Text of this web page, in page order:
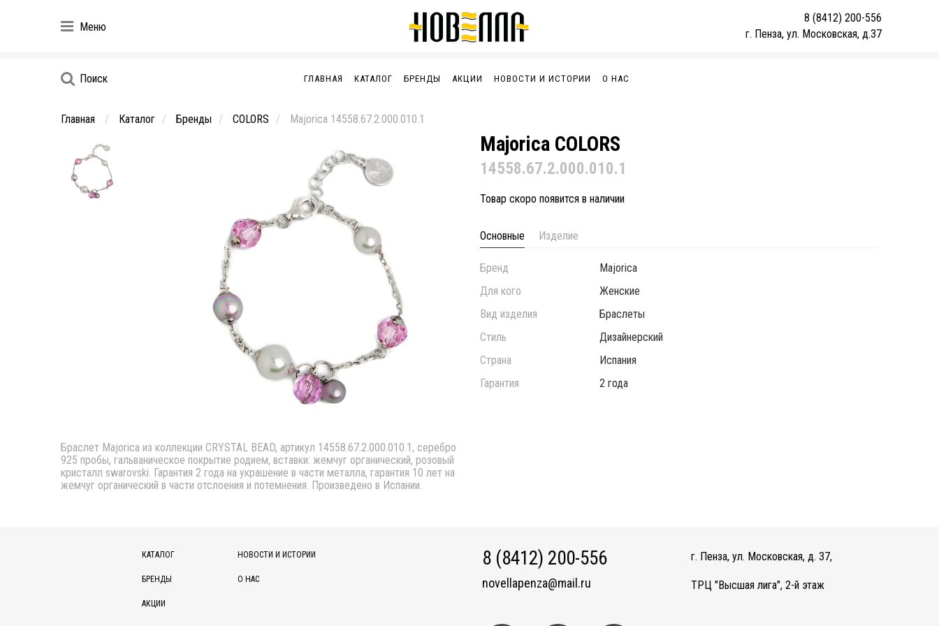
Меню
8 (8412) 200-556
г. Пенза, ул. Московская, д.37
Поиск ГЛАВНАЯ КАТАЛОГ БРЕНДЫ АКЦИИ НОВОСТИ И ИСТОРИИ О НАС
Главная Каталог Бренды COLORS Majorica 14558.67.2.000.010.1
Браслет Majorica из коллекции CRYSTAL BEAD, артикул 14558.67.2.000.010.1, серебро
925 пробы, гальваническое покрытие родием, вставки: жемчуг органический, розовый
кристалл swarovski. Гарантия 2 года на украшение в части металла, гарантия 10 лет на
жемчуг органический в части отслоения и потемнения. Произведено в Испании.
Majorica COLORS
14558.67.2.000.010.1
Товар скоро появится в наличии
Основные Изделие
Бренд
Majorica
Для кого
Женские
Вид изделия
Браслеты
Стиль
Дизайнерский
Страна
Испания
Гарантия
2 года
КАТАЛОГ
БРЕНДЫ
АКЦИИ
НОВОСТИ И ИСТОРИИ
О НАС
8 (8412) 200-556
novellapenza@mail.ru
г. Пенза, ул. Московская, д. 37,
ТРЦ "Высшая лига", 2-й этаж